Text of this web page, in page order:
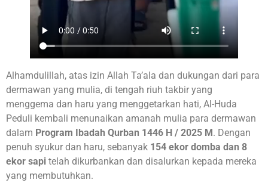
Alhamdulillah, atas izin Allah Ta’ala dan dukungan dari para
dermawan yang mulia, di tengah riuh takbir yang
menggema dan haru yang menggetarkan hati, Al-Huda
Peduli kembali menunaikan amanah mulia para dermawan
dalam Program Ibadah Qurban 1446 H / 2025 M. Dengan
penuh syukur dan haru, sebanyak 154 ekor domba dan 8
ekor sapi telah dikurbankan dan disalurkan kepada mereka
yang membutuhkan.